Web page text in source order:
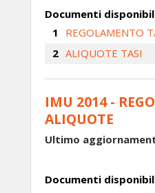
Documenti
REGOLAMENTO
ALIQUOTE TASI
IMU 2014 -
ALIQUOTE
Ultimo
Documenti